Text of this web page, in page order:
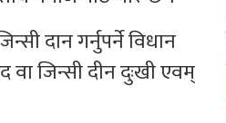
दान गर्नुपर्ने विधान
जिन्सी दीन दुःखी एवम्